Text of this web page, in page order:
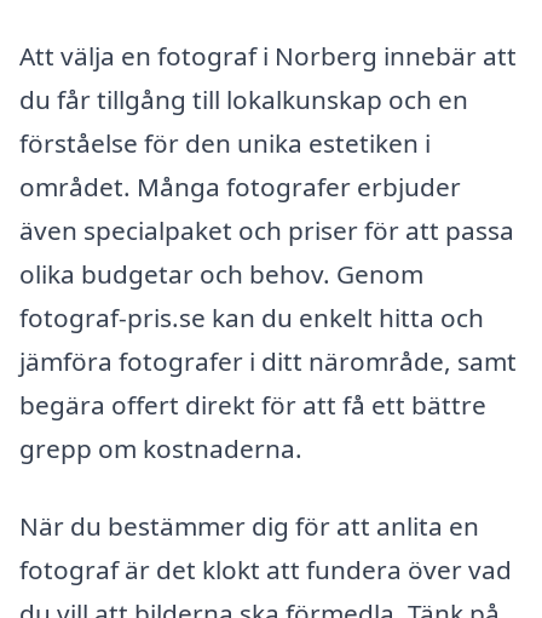
Att välja en fotograf i Norberg innebär att
du får tillgång till lokalkunskap och en
förståelse för den unika estetiken i
området. Många fotografer erbjuder
även specialpaket och priser för att passa
olika budgetar och behov. Genom
fotograf-pris.se kan du enkelt hitta och
jämföra fotografer i ditt närområde, samt
begära offert direkt för att få ett bättre
grepp om kostnaderna.
När du bestämmer dig för att anlita en
fotograf är det klokt att fundera över vad